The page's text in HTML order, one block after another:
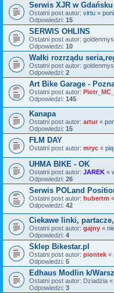
Serwis XJR w Gdańsku
Ostatni post autor: virtu «
Odpowiedzi: 15
SERWIS OHLINS
Ostatni post autor:
Odpowiedzi: 10
Wałki rozrządu
Ostatni post autor:
Odpowiedzi: 2
Art Bike Garage -
Ostatni post autor:
Odpowiedzi: 145
Kanapa
Ostatni post autor: artur «
Odpowiedzi: 15
FŁM DAY
Ostatni post autor: mryc «
UHMA BIKE - OK
Ostatni post autor: JAREK «
Odpowiedzi: 26
Serwis POLand
Ostatni post autor: hubertm «
Odpowiedzi: 42
Ciekawe linki,
Ostatni post autor: gajny «
Odpowiedzi: 4
Sklep Bikestar.pl
Ostatni post autor: piontek «
Odpowiedzi: 5
Edhaus Modlin k/
Ostatni post autor: Dziadzia «
Odpowiedzi: 3